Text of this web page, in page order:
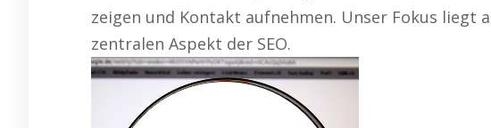
zeigen und Kontakt aufnehmen. Unser Fokus liegt
zentralen Aspekt der SEO.